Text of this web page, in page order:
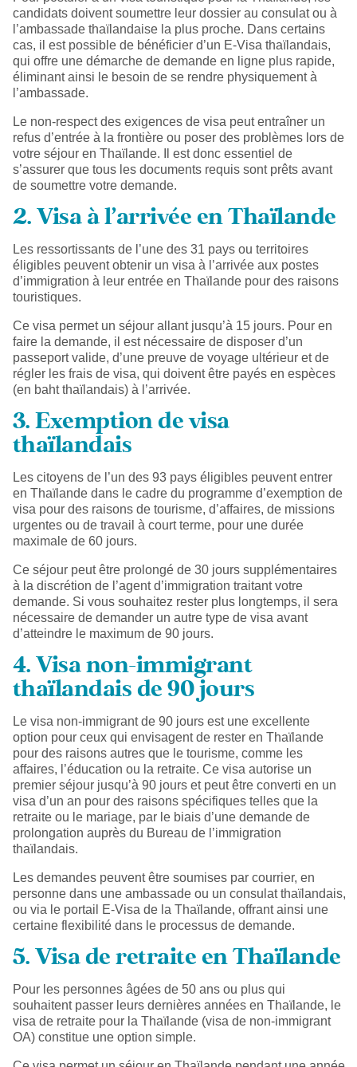
candidats doivent soumettre leur dossier au consulat ou à
l’ambassade thaïlandaise la plus proche. Dans certains
cas, il est possible de bénéficier d’un E-Visa thaïlandais,
qui offre une démarche de demande en ligne plus rapide,
éliminant ainsi le besoin de se rendre physiquement à
l’ambassade.
Le non-respect des exigences de visa peut entraîner un
refus d’entrée à la frontière ou poser des problèmes lors de
votre séjour en Thaïlande. Il est donc essentiel de
s’assurer que tous les documents requis sont prêts avant
de soumettre votre demande.
2. Visa à l’arrivée en Thaïlande
Les ressortissants de l’une des 31 pays ou territoires
éligibles peuvent obtenir un visa à l’arrivée aux postes
d’immigration à leur entrée en Thaïlande pour des raisons
touristiques.
Ce visa permet un séjour allant jusqu’à 15 jours. Pour en
faire la demande, il est nécessaire de disposer d’un
passeport valide, d’une preuve de voyage ultérieur et de
régler les frais de visa, qui doivent être payés en espèces
(en baht thaïlandais) à l’arrivée.
3. Exemption de visa
thaïlandais
Les citoyens de l’un des 93 pays éligibles peuvent entrer
en Thaïlande dans le cadre du programme d’exemption de
visa pour des raisons de tourisme, d’affaires, de missions
urgentes ou de travail à court terme, pour une durée
maximale de 60 jours.
Ce séjour peut être prolongé de 30 jours supplémentaires
à la discrétion de l’agent d’immigration traitant votre
demande. Si vous souhaitez rester plus longtemps, il sera
nécessaire de demander un autre type de visa avant
d’atteindre le maximum de 90 jours.
4. Visa non-immigrant
thaïlandais de 90 jours
Le visa non-immigrant de 90 jours est une excellente
option pour ceux qui envisagent de rester en Thaïlande
pour des raisons autres que le tourisme, comme les
affaires, l’éducation ou la retraite. Ce visa autorise un
premier séjour jusqu’à 90 jours et peut être converti en un
visa d’un an pour des raisons spécifiques telles que la
retraite ou le mariage, par le biais d’une demande de
prolongation auprès du Bureau de l’immigration
thaïlandais.
Les demandes peuvent être soumises par courrier, en
personne dans une ambassade ou un consulat thaïlandais,
ou via le portail E-Visa de la Thaïlande, offrant ainsi une
certaine flexibilité dans le processus de demande.
5. Visa de retraite en Thaïlande
Pour les personnes âgées de 50 ans ou plus qui
souhaitent passer leurs dernières années en Thaïlande, le
visa de retraite pour la Thaïlande (visa de non-immigrant
OA) constitue une option simple.